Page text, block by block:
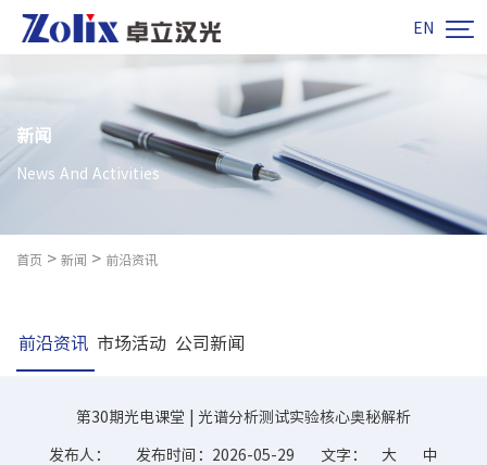
EN 
新闻
News And Activities
首页 > 新闻 > 前沿资讯
前沿资讯 市场活动 公司新闻
第30期光电课堂 | 光谱分析测试实验核心奥秘解析
发布人： 发布时间：2026-05-29 文字： 大
中